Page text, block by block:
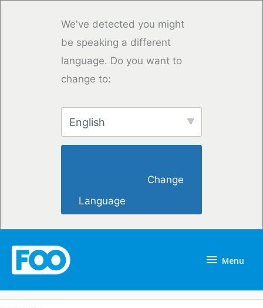
We've detected you might
be speaking a different
language. Do you want to
change to:
English
Language
Menu